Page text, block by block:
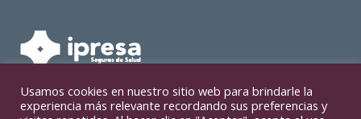
Usamos cookies en nuestro sitio web para brindarle la
experiencia más relevante recordando sus preferencias y